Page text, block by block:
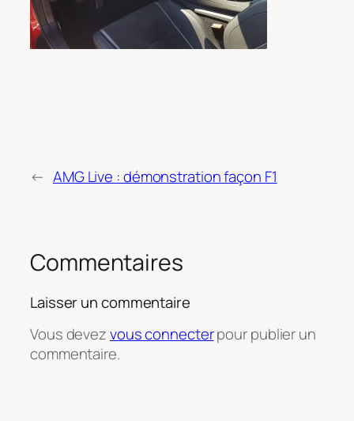
← AMG Live : démonstration façon F1
Commentaires
Laisser un commentaire
Vous devezvous connecterpour publier un
commentaire.